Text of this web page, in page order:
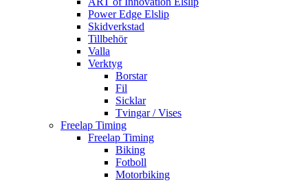
Power Edge Elslip
Skidverkstad
Tillbehör
Valla
Verktyg
Borstar
Fil
Sicklar
Tvingar / Vises
Freelap Timing
Freelap Timing
Biking
Fotboll
Motorbiking